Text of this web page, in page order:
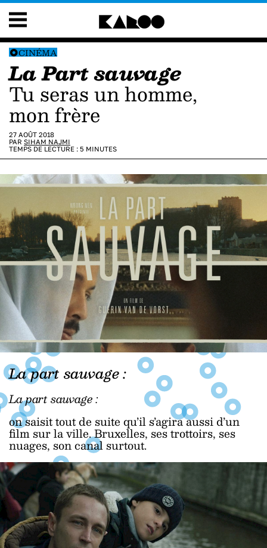
CINÉMA
La Part sauvage
Tu seras un homme,
mon frère
27 AOÛT 2018
PAR SIHAM NAJMI
TEMPS DE LECTURE : 5 MINUTES
La part sauvage :
La part sauvage :
on saisit tout de suite qu’il s’agira aussi d’un
film sur la ville. Bruxelles, ses trottoirs, ses
nuages, son canal surtout.